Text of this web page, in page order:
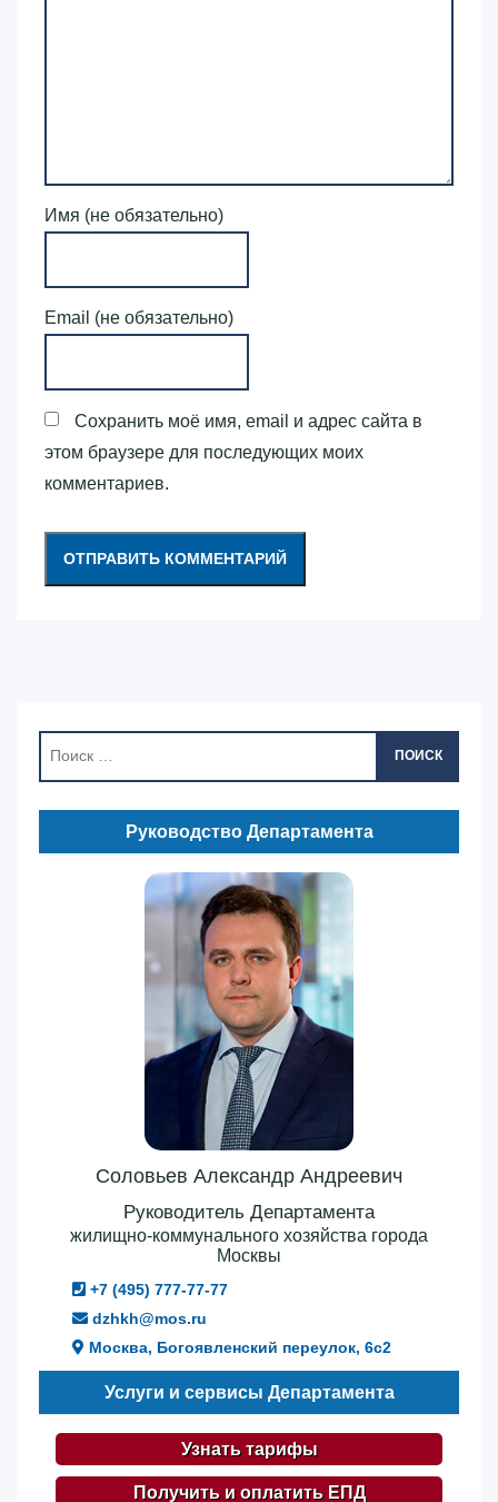
Имя (не обязательно)
Email (не обязательно)
Сохранить моё имя, email и адрес сайта в
этом браузере для последующих моих
комментариев.
ПОИСК
Руководство Департамента
Соловьев Александр Андреевич
Руководитель Департамента
жилищно-коммунального хозяйства города
Москвы
+7 (495) 777-77-77
dzhkh@mos.ru
Москва, Богоявленский переулок, 6с2
Услуги и сервисы Департамента
Узнать тарифы
Получить и оплатить ЕПД